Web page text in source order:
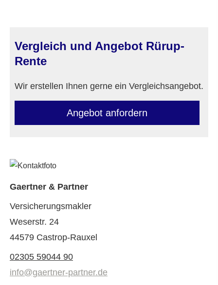
Vergleich und Angebot Rürup-
Rente
Wir erstellen Ihnen gerne ein Vergleichsangebot.
An­ge­bot an­for­dern
Gaertner & Partner
Ver­sicherungs­makler
Weserstr. 24
44579 Castrop-Rauxel
02305 59044 90
info@gaertner-partner.de